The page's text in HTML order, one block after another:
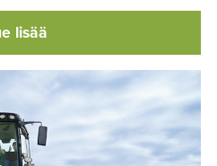
lisää